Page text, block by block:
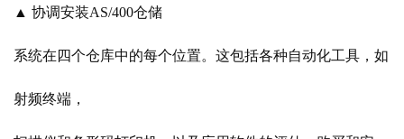
▲ 协调安装AS/400仓储
系统在四个仓库中的每个位置。这包括各种自动化工具，如
射频终端，